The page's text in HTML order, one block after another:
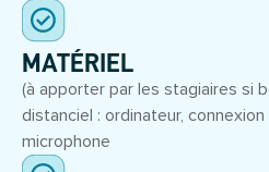
MATÉRIEL
(à apporter par les stagiaires si
distanciel : ordinateur,
microphone